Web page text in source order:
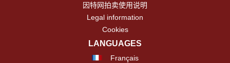
因特网拍卖使用说明
Legal information
Cookies
LANGUAGES
Français